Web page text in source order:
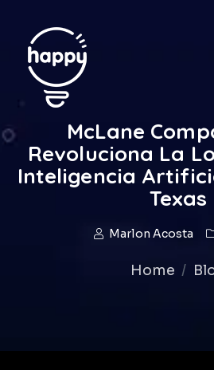
McLane
Revoluciona La
Inteligencia
Texas
Marlon Acosta
Home